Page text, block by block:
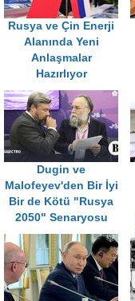
Rusya ve Çin Enerji
Alanında Yeni
Anlaşmalar
Hazırlıyor
Dugin ve
Malofeyev'den Bir İyi
Bir de Kötü "Rusya
2050" Senaryosu